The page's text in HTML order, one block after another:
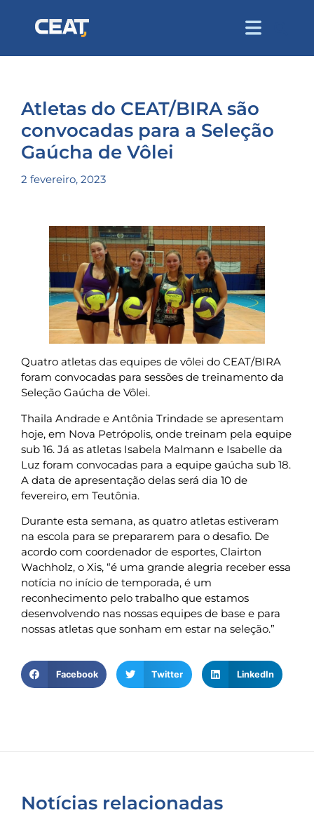
Atletas do CEAT/BIRA são
convocadas para a Seleção
Gaúcha de Vôlei
2 fevereiro, 2023
Quatro atletas das equipes de vôlei do CEAT/BIRA
foram convocadas para sessões de treinamento da
Seleção Gaúcha de Vôlei.
Thaila Andrade e Antônia Trindade se apresentam
hoje, em Nova Petrópolis, onde treinam pela equipe
sub 16. Já as atletas Isabela Malmann e Isabelle da
Luz foram convocadas para a equipe gaúcha sub 18.
A data de apresentação delas será dia 10 de
fevereiro, em Teutônia.
Durante esta semana, as quatro atletas estiveram
na escola para se prepararem para o desafio. De
acordo com coordenador de esportes, Clairton
Wachholz, o Xis, “é uma grande alegria receber essa
notícia no início de temporada, é um
reconhecimento pelo trabalho que estamos
desenvolvendo nas nossas equipes de base e para
nossas atletas que sonham em estar na seleção.”
Facebook Twitter LinkedIn
Notícias relacionadas